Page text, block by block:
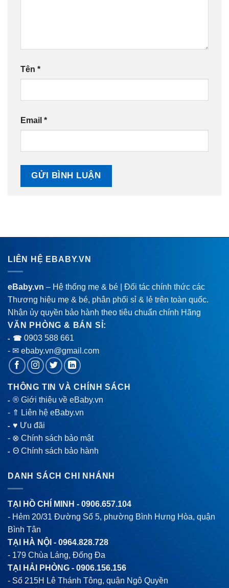
Tên *
Email *
LIÊN HỆ EBABY.VN
eBaby.vn – Hệ thống mẹ & bé | Đối tác chính thức các
Thương hiệu mẹ & bé, phân phối sỉ & lẻ trên toàn quốc.
Nhận ủy quyền bảo hành theo tiêu chuẩn chính Hãng
VĂN PHÒNG & BÁN SỈ:
- ☎ 0903 588 661
- ✉ ebaby.vn@gmail.com
THÔNG TIN VÀ CHÍNH SÁCH
-® Giới thiệu về eBaby.vn
- ⇑ Liên hệ eBaby.vn
-♥ Ưu đãi
- ⊗ Chính sách bảo mật
-Θ Chính sách bảo hành
DANH SÁCH CHI NHÁNH
TẠI HỒ CHÍ MINH - 0906.657.104
- Hẻm 20/31 Đường Số 5, phường Bình Hưng Hòa, quận
Bình Tân
TẠI HÀ NỘI - 0964.828.728
- 179 Chùa Láng, Đống Đa
TẠI HẢI PHÒNG - 0906.156.156
- Số 215H Lê Thánh Tông, quận Ngô Quyền